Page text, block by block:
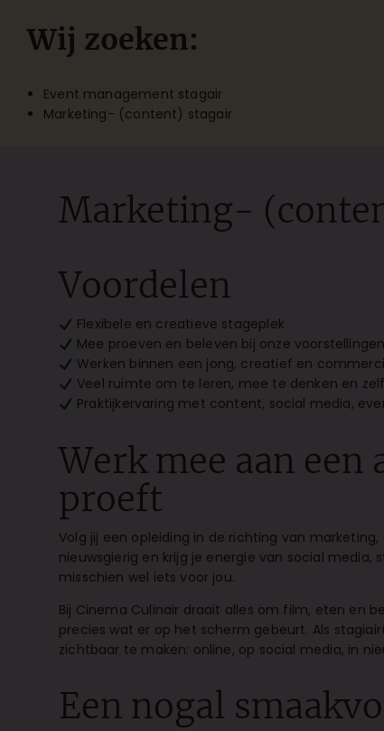
Wij zoeken:
Event management stagair
Marketing- (content) stagair
Marketing-
Voordelen
Flexibele en creatieve stageplek
Mee proeven en beleven bij onze voorstellingen
Werken binnen een jong, creatief en
Veel ruimte om te leren, mee te denken en
Praktijkervaring met content, social media,
Werk mee aan een
proeft
Volg jij een opleiding in de richting van
nieuwsgierig en krijg je energie van social
misschien wel iets voor jou.
Bij Cinema Culinair draait alles om film, eten en
precies wat er op het scherm gebeurt. Als
zichtbaar te maken: online, op social media, in
Een nogal